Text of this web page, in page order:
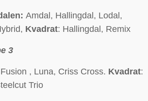
Amdal, Hallingdal, Lodal,
Kvadrat: Hallingdal, Remix
3
, Luna, Criss Cross. Kvadrat:
Trio